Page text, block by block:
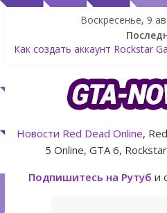
Воскресенье, 9
Как создать аккаунт Rockstar
The Kortz Center Heist — новое
GTA Online уже 14 июля
GTA Online: Rockstar запускает
Летнее обновление для GTA 5
Новости Red Dead Online,
5 Online, GTA 6,
Подпишитесь на Рутуб и